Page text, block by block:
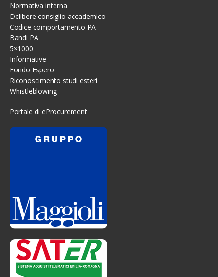
Normativa interna
Delibere consiglio accademico
Codice comportamento PA
Bandi PA
5×1000
Informative
Fondo Espero
Riconoscimento studi esteri
Whistleblowing
Portale di eProcurement